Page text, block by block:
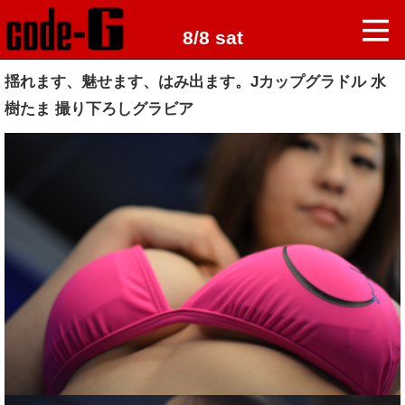
8/8 sat
揺れます、魅せます、はみ出ます。Jカップグラドル 水
樹たま 撮り下ろしグラビア